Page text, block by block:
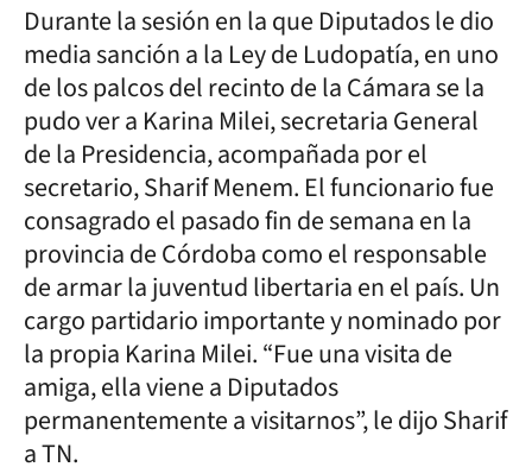
Durante la sesión en la que Diputados le dio
media sanción a la Ley de Ludopatía, en uno
de los palcos del recinto de la Cámara se la
pudo ver a Karina Milei, secretaria General
de la Presidencia, acompañada por el
secretario, Sharif Menem. El funcionario fue
consagrado el pasado fin de semana en la
provincia de Córdoba como el responsable
de armar la juventud libertaria en el país. Un
cargo partidario importante y nominado por
la propia Karina Milei. “Fue una visita de
amiga, ella viene a Diputados
permanentemente a visitarnos”, le dijo Sharif
a TN.